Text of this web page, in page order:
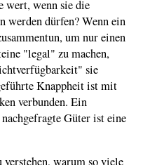
wert, wenn sie die
werden dürfen? Wenn ein
um nur einen
"legal" zu machen,
sie
Knappheit ist mit
verbunden. Ein
Güter ist eine
warum so viele